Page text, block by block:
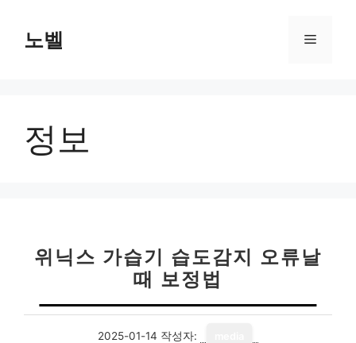
노벨 메
정보
위닉스 가습기 습도감지 오류날
때 보정법
2025-01-14 작성자: